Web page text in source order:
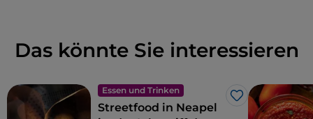
Das könnte Sie interessieren
Essen und Trinken
Like
Streetfood in Neapel